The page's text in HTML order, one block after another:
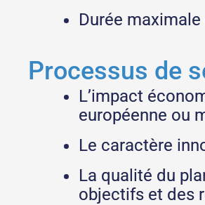
Durée
Processus de
L’impact
européenne ou
Le caractère
La qualité du
objectifs et des